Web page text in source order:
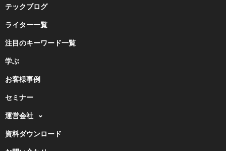
テックブログ
ライター一覧
注目のキーワード一覧
学ぶ
お客様事例
セミナー
運営会社
資料ダウンロード